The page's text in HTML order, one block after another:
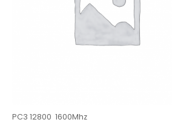
PC3 12800 1600Mhz